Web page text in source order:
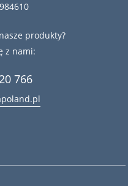
produkty?
z nami:
766